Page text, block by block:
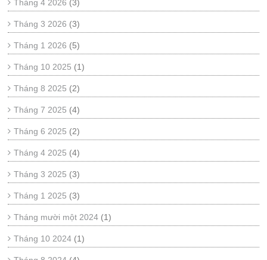
Tháng 4 2026 (3)
Tháng 3 2026 (3)
Tháng 1 2026 (5)
Tháng 10 2025 (1)
Tháng 8 2025 (2)
Tháng 7 2025 (4)
Tháng 6 2025 (2)
Tháng 4 2025 (4)
Tháng 3 2025 (3)
Tháng 1 2025 (3)
Tháng mười một 2024 (1)
Tháng 10 2024 (1)